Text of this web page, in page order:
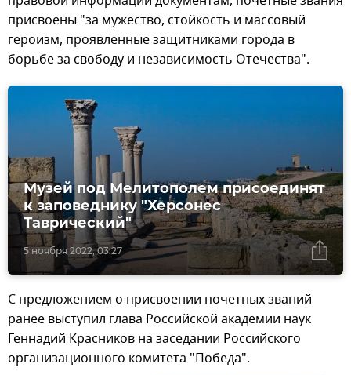
присвоены "за мужество, стойкость и массовый
героизм, проявленные защитниками города в
борьбе за свободу и независимость Отечества".
5 ноября 2022, 03:27
Музей под Мелитополем присоединят
к заповеднику "Херсонес
Таврический"
С предложением о присвоении почетных званий
ранее выступил глава Российской академии наук
Геннадий Красников на заседании Российского
организационного комитета "Победа".